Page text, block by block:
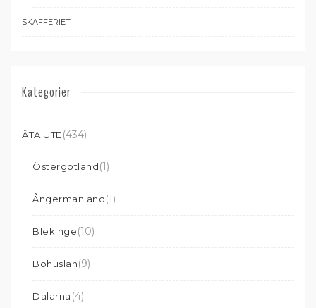
SKAFFERIET
Kategorier
ÄTA UTE(434)
Östergötland(1)
Ångermanland(1)
Blekinge(10)
Bohuslän(9)
Dalarna (4)